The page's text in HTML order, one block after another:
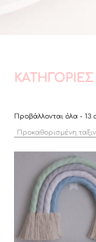
ΚΑΤΗΓΟΡΙΕΣ
Προβάλλονται όλα - 13